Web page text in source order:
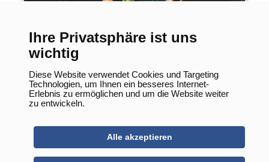
Ihre Privatsphäre ist uns
wichtig
Diese Website verwendet Cookies und Targeting
Technologien, um Ihnen ein besseres Internet-
Erlebnis zu ermöglichen und um die Website weiter
zu entwickeln.
Alle akzeptieren